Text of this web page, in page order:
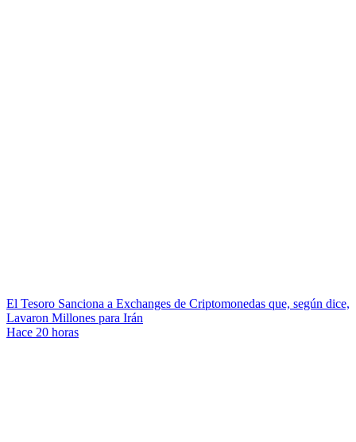
El Tesoro Sanciona a Exchanges de Criptomonedas que, según dice,
Lavaron Millones para Irán
Hace 20 horas